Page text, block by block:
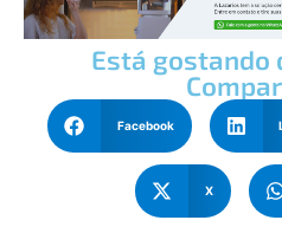
Está gostando
Facebook
X